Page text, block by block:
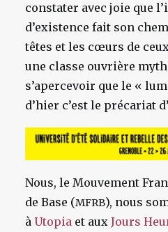
constater avec joie que
d’existence fait son
têtes et les cœurs de
une classe ouvrière
s’apercevoir que le «
d’hier c’est le précariat
Nous, le Mouvement
de Base (MFRB), nous
à Utopia et aux Jours